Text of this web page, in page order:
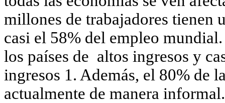
millones de trabajadores tienen
casi el 58% del empleo
los países de altos ingresos y
ingresos 1. Además, el 80% de
actualmente de manera informal.